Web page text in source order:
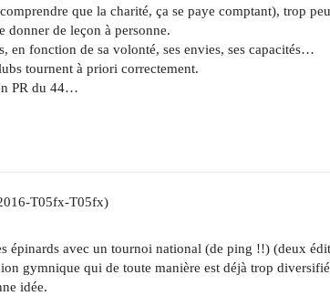
que la charité, ça se paye comptant), trop
donner de leçon à personne.
en fonction de sa volonté, ses envies, ses capacités…
tournent à priori correctement.
PR du 44…
T05fx-T05fx)
épinards avec un tournoi national (de ping !!) (deux
gymnique qui de toute manière est déjà trop
idée.